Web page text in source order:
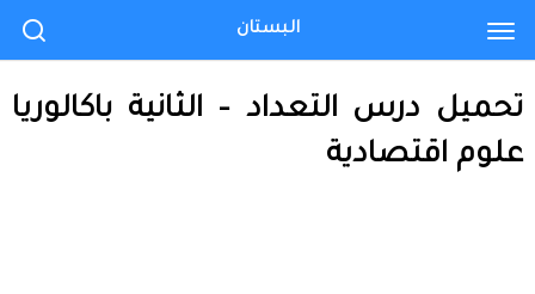
تحميل درس التعداد – الثانية باكالوريا
علوم اقتصادية
البستان